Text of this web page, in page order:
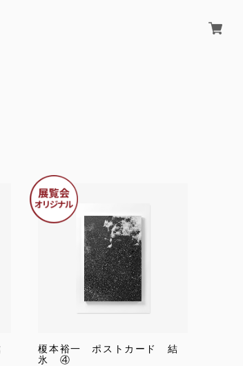
榎本裕一 ポストカード 結
氷 ④